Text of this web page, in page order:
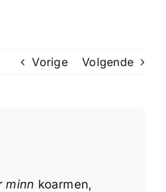
Vorige Volgende
minn koarmen,